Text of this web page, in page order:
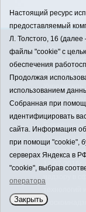
12+
центр
E-mail:
Политика
Настоящий ресурс
предоставляемый
Л. Толстого, 16
файлы "cookie" с
обеспечения
Продолжая
использованием
Собранная при
идентифицировать
сайта. Информация об
при помощи "cookie",
серверах Яндекса в
"cookie", выбрав
оператора
Закрыть